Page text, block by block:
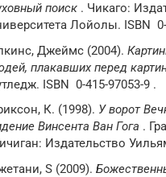
поиск . Чикаго:
Лойолы. ISBN 0-
Джеймс (2004).
плакавших перед
ISBN 0-415-97053-9 .
К. (1998). У ворот
Винсента Ван Гога .
Издательство
S (2009).